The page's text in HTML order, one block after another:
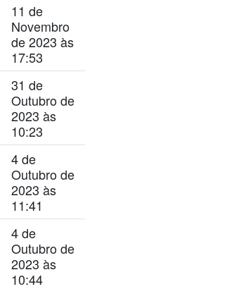
11 de
Novembro
de 2023 às
17:53
31 de
Outubro de
2023 às
10:23
4 de
Outubro de
2023 às
11:41
4 de
Outubro de
2023 às
10:44